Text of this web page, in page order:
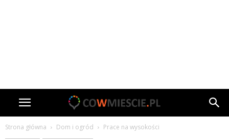
Strona główna Dom i ogród Prace na wysokości